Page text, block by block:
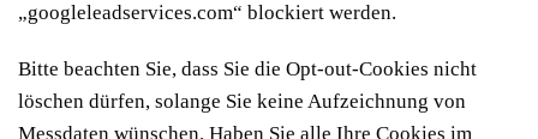
„googleleadservices.com“ blockiert werden.
Bitte beachten Sie, dass Sie die Opt-out-Cookies nicht
löschen dürfen, solange Sie keine Aufzeichnung von
Messdaten wünschen. Haben Sie alle Ihre Cookies im